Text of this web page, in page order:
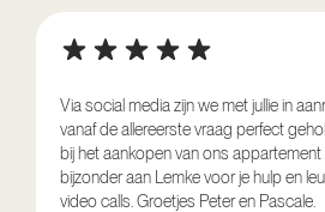
Via social media zijn we met jullie in
vanaf de allereerste vraag perfect
bij het aankopen van ons appartement
bijzonder aan Lemke voor je hulp en
video calls. Groetjes Peter en Pascale.